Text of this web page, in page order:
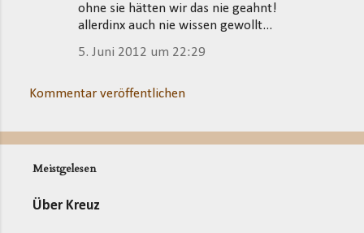
ohne sie hätten wir das nie geahnt!
allerdinx auch nie wissen gewollt...
5. Juni 2012 um 22:29
Kommentar veröffentlichen
Meistgelesen
Über Kreuz